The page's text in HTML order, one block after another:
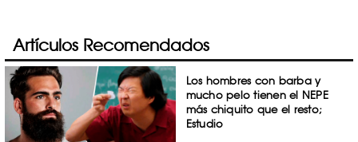
Artículos Recomendados
Los hombres con barba y
mucho pelo tienen el NEPE
más chiquito que el resto;
Estudio